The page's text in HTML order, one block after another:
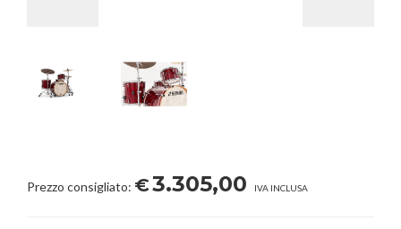
Prezzo consigliato: €3.305,00 IVA INCLUSA